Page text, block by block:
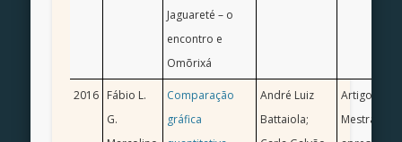
Jaguareté – o
encontro e
Omõrixá
2016 Fábio L.
G.
Comparação
gráfica
André Luiz
Battaiola;
Artigo
Mestrado